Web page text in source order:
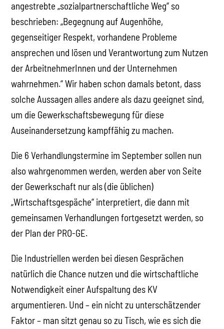
angestrebte „sozialpartnerschaftliche Weg“ so
beschrieben: „Begegnung auf Augenhöhe,
gegenseitiger Respekt, vorhandene Probleme
ansprechen und lösen und Verantwortung zum Nutzen
der ArbeitnehmerInnen und der Unternehmen
wahrnehmen.“ Wir haben schon damals betont, dass
solche Aussagen alles andere als dazu geeignet sind,
um die Gewerkschaftsbewegung für diese
Auseinandersetzung kampffähig zu machen.
Die 6 Verhandlungstermine im September sollen nun
also wahrgenommen werden, werden aber von Seite
der Gewerkschaft nur als (die üblichen)
„Wirtschaftsgespäche“ interpretiert, die dann mit
gemeinsamen Verhandlungen fortgesetzt werden, so
der Plan der PRO-GE.
Die Industriellen werden bei diesen Gesprächen
natürlich die Chance nutzen und die wirtschaftliche
Notwendigkeit einer Aufspaltung des KV
argumentieren. Und – ein nicht zu unterschätzender
Faktor – man sitzt genau so zu Tisch, wie es sich die